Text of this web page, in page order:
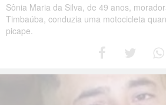
Sônia Maria da Silva, de 49 anos,
Timbaúba, conduzia uma motocicleta
picape.